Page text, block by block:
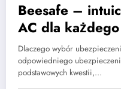
Beesafe –
AC dla
Dlaczego wybór
odpowiedniego
podstawowych kwestii,…